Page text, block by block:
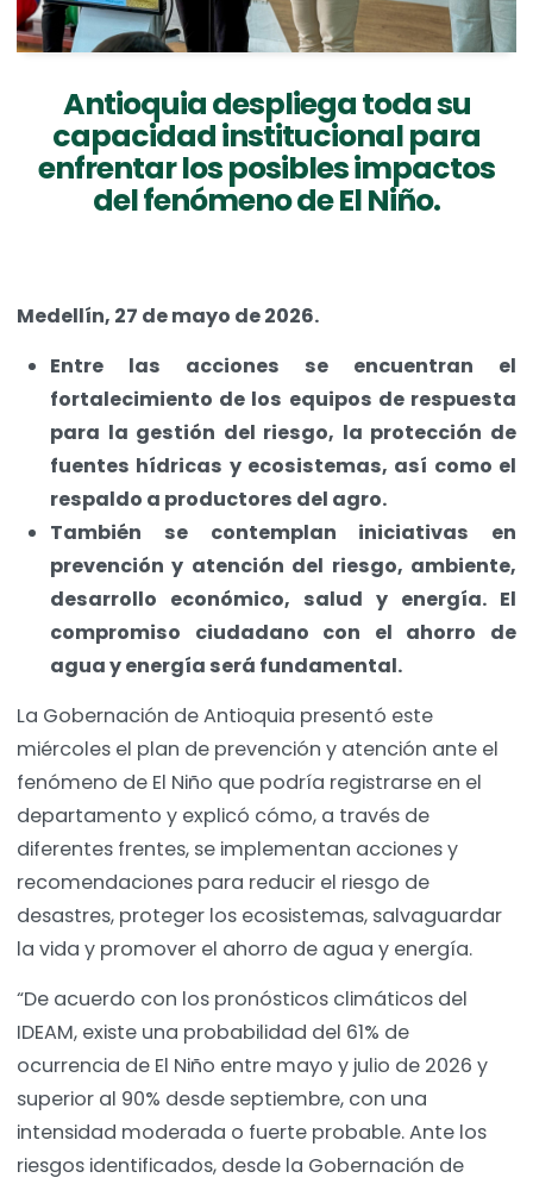
Antioquia despliega toda su
capacidad institucional para
enfrentar los posibles impactos
del fenómeno de El Niño.
Medellín, 27 de mayo de 2026.
Entre las acciones se encuentran el
fortalecimiento de los equipos de respuesta
para la gestión del riesgo, la protección de
fuentes hídricas y ecosistemas, así como el
respaldo a productores del agro.
También se contemplan iniciativas en
prevención y atención del riesgo, ambiente,
desarrollo económico, salud y energía. El
compromiso ciudadano con el ahorro de
agua y energía será fundamental.
La Gobernación de Antioquia presentó este
miércoles el plan de prevención y atención ante el
fenómeno de El Niño que podría registrarse en el
departamento y explicó cómo, a través de
diferentes frentes, se implementan acciones y
recomendaciones para reducir el riesgo de
desastres, proteger los ecosistemas, salvaguardar
la vida y promover el ahorro de agua y energía.
“De acuerdo con los pronósticos climáticos del
IDEAM, existe una probabilidad del 61% de
ocurrencia de El Niño entre mayo y julio de 2026 y
superior al 90% desde septiembre, con una
intensidad moderada o fuerte probable. Ante los
riesgos identificados, desde la Gobernación de